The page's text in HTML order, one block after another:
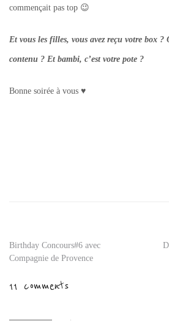
commençait pas top 😉
Et vous les filles, vous avez reçu votre box ?
contenu ? Et bambi, c’est votre pote ?
Bonne soirée à vous ♥
flagrants
délices,
talika,
Navigation
Birthday Concours#6 avec
Compagnie de Provence
11 comments